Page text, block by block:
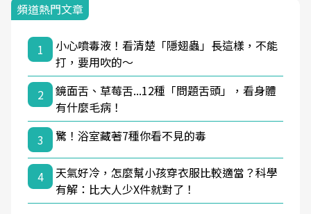
頻道熱門文章
1
小心噴毒液！看清楚「隱翅蟲」長這樣，不能
打，要用吹的～
2
鏡面舌、草莓舌...12種「問題舌頭」，看身體
有什麼毛病！
3
驚！浴室藏著7種你看不見的毒
4
天氣好冷，怎麼幫小孩穿衣服比較適當？科學
有解：比大人少X件就對了！